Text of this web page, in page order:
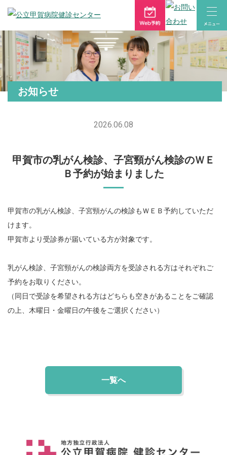
お知らせ
2026.06.08
甲賀市の乳がん検診、子宮頸がん検診のＷＥ
Ｂ予約が始まりました
甲賀市の乳がん検診、子宮頸がんの検診もＷＥＢ予約していただ
けます。
甲賀市より受診券が届いている方が対象です。
乳がん検診、子宮頸がんの検診両方を受診される方はそれぞれご
予約をお取りください。
（同日で受診を希望される方はどちらも空きがあることをご確認
の上、木曜日・金曜日の午後をご選択ください）
一覧へ